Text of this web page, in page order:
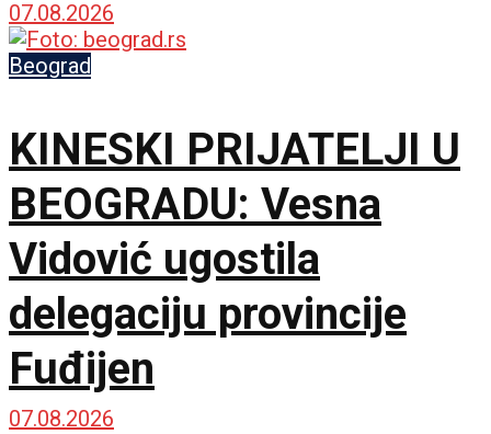
posmatrati
07.08.2026
Beograd
KINESKI PRIJATELJI U
BEOGRADU: Vesna
Vidović ugostila
delegaciju provincije
Fuđijen
07.08.2026